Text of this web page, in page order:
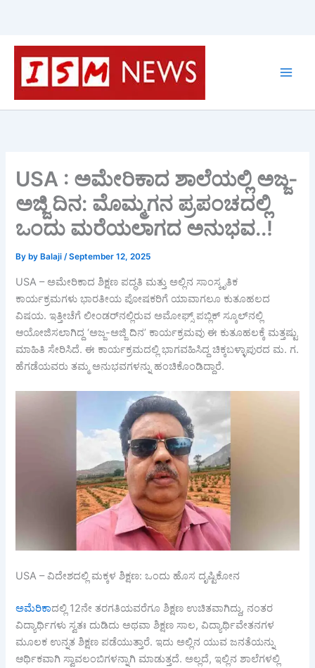
Skip
content
USA : ಅಮೇರಿಕಾದ ಶಾಲೆಯಲ್ಲಿ ಅಜ್ಜ-
ಅಜ್ಜಿ ದಿನ: ಮೊಮ್ಮಗನ ಪ್ರಪಂಚದಲ್ಲಿ
ಒಂದು ಮರೆಯಲಾಗದ ಅನುಭವ..!
By by Balaji/September 12, 2025
USA – ಅಮೇರಿಕಾದ ಶಿಕ್ಷಣ ಪದ್ಧತಿ ಮತ್ತು ಅಲ್ಲಿನ ಸಾಂಸ್ಕೃತಿಕ
ಕಾರ್ಯಕ್ರಮಗಳು ಭಾರತೀಯ ಪೋಷಕರಿಗೆ ಯಾವಾಗಲೂ ಕುತೂಹಲದ
ವಿಷಯ. ಇತ್ತೀಚೆಗೆ ಲೀಂಡರ್‌ನಲ್ಲಿರುವ ಅಮೋಘ್ಸ್ ಪಬ್ಲಿಕ್ ಸ್ಕೂಲ್‌ನಲ್ಲಿ
ಆಯೋಜಿಸಲಾಗಿದ್ದ ‘ಅಜ್ಜ-ಅಜ್ಜಿ ದಿನ’ ಕಾರ್ಯಕ್ರಮವು ಈ ಕುತೂಹಲಕ್ಕೆ ಮತ್ತಷ್ಟು
ಮಾಹಿತಿ ಸೇರಿಸಿದೆ. ಈ ಕಾರ್ಯಕ್ರಮದಲ್ಲಿ ಭಾಗವಹಿಸಿದ್ದ ಚಿಕ್ಕಬಳ್ಳಾಪುರದ ಮ. ಗ.
ಹೆಗಡೆಯವರು ತಮ್ಮ ಅನುಭವಗಳನ್ನು ಹಂಚಿಕೊಂಡಿದ್ದಾರೆ.
USA – ವಿದೇಶದಲ್ಲಿ ಮಕ್ಕಳ ಶಿಕ್ಷಣ: ಒಂದು ಹೊಸ ದೃಷ್ಟಿಕೋನ
ಅಮೆರಿಕಾದಲ್ಲಿ 12ನೇ ತರಗತಿಯವರೆಗೂ ಶಿಕ್ಷಣ ಉಚಿತವಾಗಿದ್ದು, ನಂತರ
ವಿದ್ಯಾರ್ಥಿಗಳು ಸ್ವತಃ ದುಡಿದು ಅಥವಾ ಶಿಕ್ಷಣ ಸಾಲ, ವಿದ್ಯಾರ್ಥಿವೇತನಗಳ
ಮೂಲಕ ಉನ್ನತ ಶಿಕ್ಷಣ ಪಡೆಯುತ್ತಾರೆ. ಇದು ಅಲ್ಲಿನ ಯುವ ಜನತೆಯನ್ನು
ಆರ್ಥಿಕವಾಗಿ ಸ್ವಾವಲಂಬಿಗಳನ್ನಾಗಿ ಮಾಡುತ್ತದೆ. ಅಲ್ಲದೆ, ಇಲ್ಲಿನ ಶಾಲೆಗಳಲ್ಲಿ